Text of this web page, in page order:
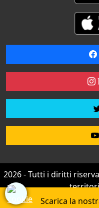
2026 - Tutti i diritti
Scarica la